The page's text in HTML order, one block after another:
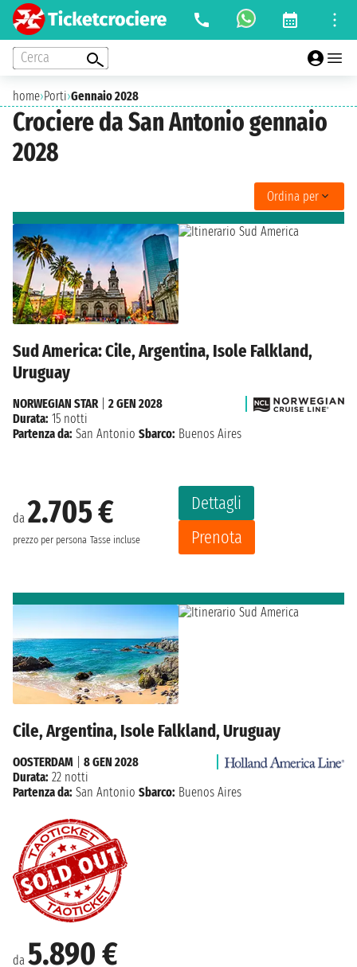
Cerca
home›Porti›Gennaio 2028
Crociere da San Antonio gennaio
2028
Ordina per
Sud America: Cile, Argentina, Isole Falkland,
Uruguay
da 2.705 €
prezzo per persona Tasse incluse
Dettagli
Prenota
NORWEGIAN STAR| 2 GEN 2028
Durata: 15 notti
Partenza da: San Antonio Sbarco: Buenos Aires
Cile, Argentina, Isole Falkland, Uruguay
da 5.890 €
OOSTERDAM
8 GEN 2028
Durata: 22 notti
Partenza da: San Antonio Sbarco: Buenos Aires